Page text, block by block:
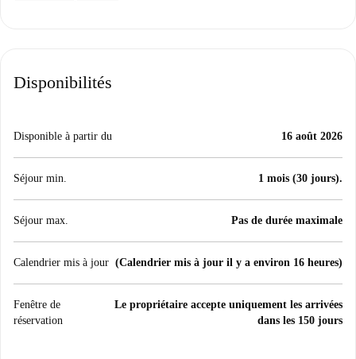
Disponibilités
Disponible à partir du 16 août 2026
Séjour min. 1 mois (30 jours).
Séjour max. Pas de durée maximale
Calendrier mis à jour (Calendrier mis à jour il y a environ 16 heures)
Fenêtre de
réservation
Le propriétaire accepte uniquement les arrivées
dans les 150 jours